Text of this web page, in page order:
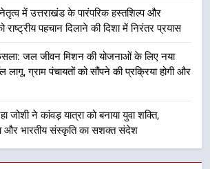
रहा है, जिससे पात्र लोगों को सरकारी
योजनाओं का सीधे लाभ मिल रहा है
मुख्यमंत्री धामी के नेतृत्व में उत्तराखंड के
पारंपरिक हस्तशिल्प और हथकरघा उत्पादों
को राष्ट्रीय पहचान दिलाने की दिशा में
धामी कैबिनेट का फैसला: जल जीवन
में उत्तराखंड के पारंपरिक हस्तशिल्प और
राष्ट्रीय पहचान दिलाने की दिशा में निरंतर प्रयास
जल जीवन मिशन की योजनाओं के लिए नया
लागू, ग्राम पंचायतों को सौंपने की प्रक्रिया होगी और
जोशी ने कांवड़ यात्रा को बनाया युवा शक्ति,
और भारतीय संस्कृति का सशक्त संदेश